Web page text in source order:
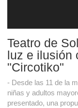
Teatro de
luz e ilusión
"Circotiko"
- Desde las 11 de la
niñas y adultos
presentado, una